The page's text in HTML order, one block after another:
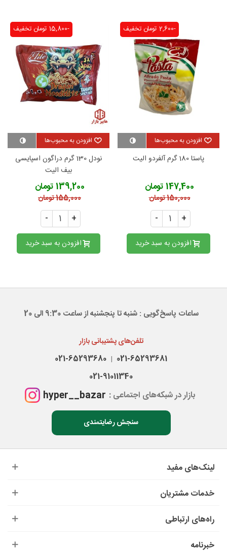
تخفیف -2,600 تومان
افزودن به محبوب‌ها
پاستا 180 گرم آلفردو الیت
147,400 تومان
150,000 تومان
- +
افزودن به سبد خرید
تخفیف -15,800 تومان
افزودن به محبوب‌ها
نودل 130 گرم دراگون اسپایسی
بیف الیت
139,200 تومان
155,000 تومان
- +
افزودن به سبد خرید
ساعات پاسخ‌گویی : شنبه تا پنجشنبه از ساعت 9:30 الی 20
تلفن‌های پشتیبانی بازار
021-65293681
|
021-65293680
021-91011340
بازار در شبکه‌های اجتماعی : hyper__bazar
سنجش رضایتمندی
لینک‌های مفید
خدمات مشتریان
راه‌های ارتباطی
خبرنامه